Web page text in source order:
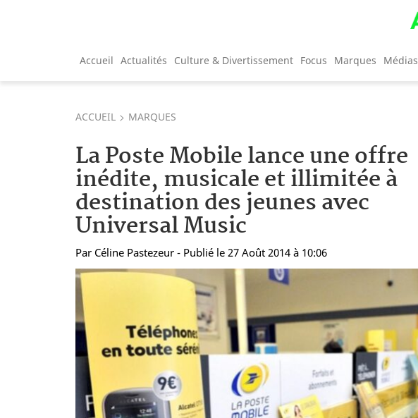
Accueil Actualités Culture & Divertissement Focus Marques Médias
ACCUEIL MARQUES
La Poste Mobile lance une offre
inédite, musicale et illimitée à
destination des jeunes avec
Universal Music
Par Céline Pastezeur - Publié le 27 Août 2014 à 10:06